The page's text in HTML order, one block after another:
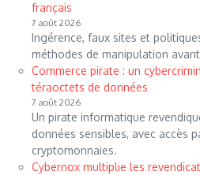
français
7 août 2026
Ingérence, faux sites et
méthodes de manipulation
Commerce pirate : un
téraoctets de données
7 août 2026
Un pirate informatique
données sensibles, avec accès
cryptomonnaies.
Cybernox multiplie les